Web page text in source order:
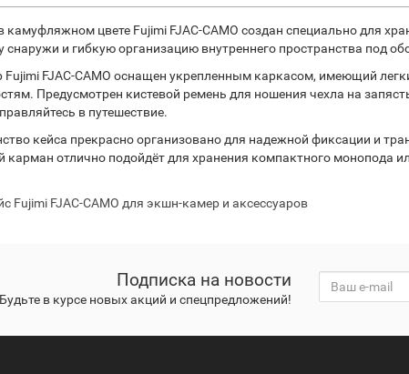
цвете Fujimi FJAC-CAMO создан специально для
снаружи и гибкую организацию внутреннего пространства под
FJAC-CAMO оснащен укрепленным каркасом, имеющий
Предусмотрен кистевой ремень для ношения чехла на
в путешествие.
кейса прекрасно организовано для надежной фиксации и
карман отлично подойдёт для хранения компактного монопода
Fujimi FJAC-CAMO для экшн-камер и аксессуаров
Подписка на новости
Будьте в курсе новых акций и спецпредложений!